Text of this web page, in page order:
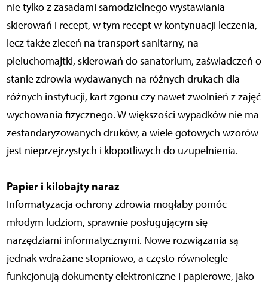
nie tylko z zasadami samodzielnego wystawiania
skierowań i recept, w tym recept w kontynuacji leczenia,
lecz także zleceń na transport sanitarny, na
pieluchomajtki, skierowań do sanatorium, zaświadczeń o
stanie zdrowia wydawanych na różnych drukach dla
różnych instytucji, kart zgonu czy nawet zwolnień z zajęć
wychowania fizycznego. W większości wypadków nie ma
zestandaryzowanych druków, a wiele gotowych wzorów
jest nieprzejrzystych i kłopotliwych do uzupełnienia.
Papier i kilobajty naraz
Informatyzacja ochrony zdrowia mogłaby pomóc
młodym ludziom, sprawnie posługującym się
narzędziami informatycznymi. Nowe rozwiązania są
jednak wdrażane stopniowo, a często równolegle
funkcjonują dokumenty elektroniczne i papierowe, jako